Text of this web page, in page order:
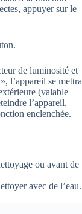
appuyer sur le
de luminosité et
l’appareil se mettra
(valable
l’appareil,
enclenchée.
ou avant de
avec de l’eau.